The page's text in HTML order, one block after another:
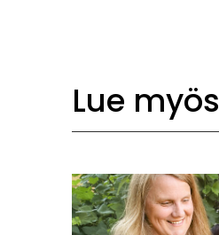
Lue myös